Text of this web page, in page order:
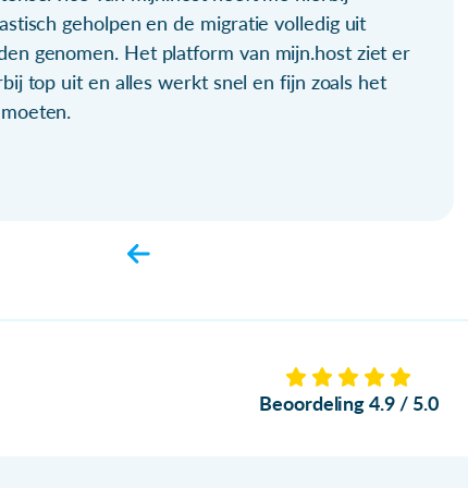
geholpen en de migratie volledig uit
genomen. Het platform van mijn.host ziet er
top uit en alles werkt snel en fijn zoals het
Beoordeling 4.9 / 5.0